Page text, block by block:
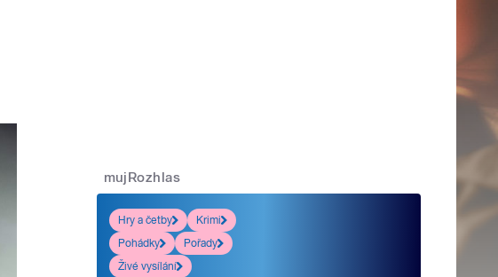
mujRozhlas
Hry a četby
Krimi
Pohádky
Pořady
Živé vysílání